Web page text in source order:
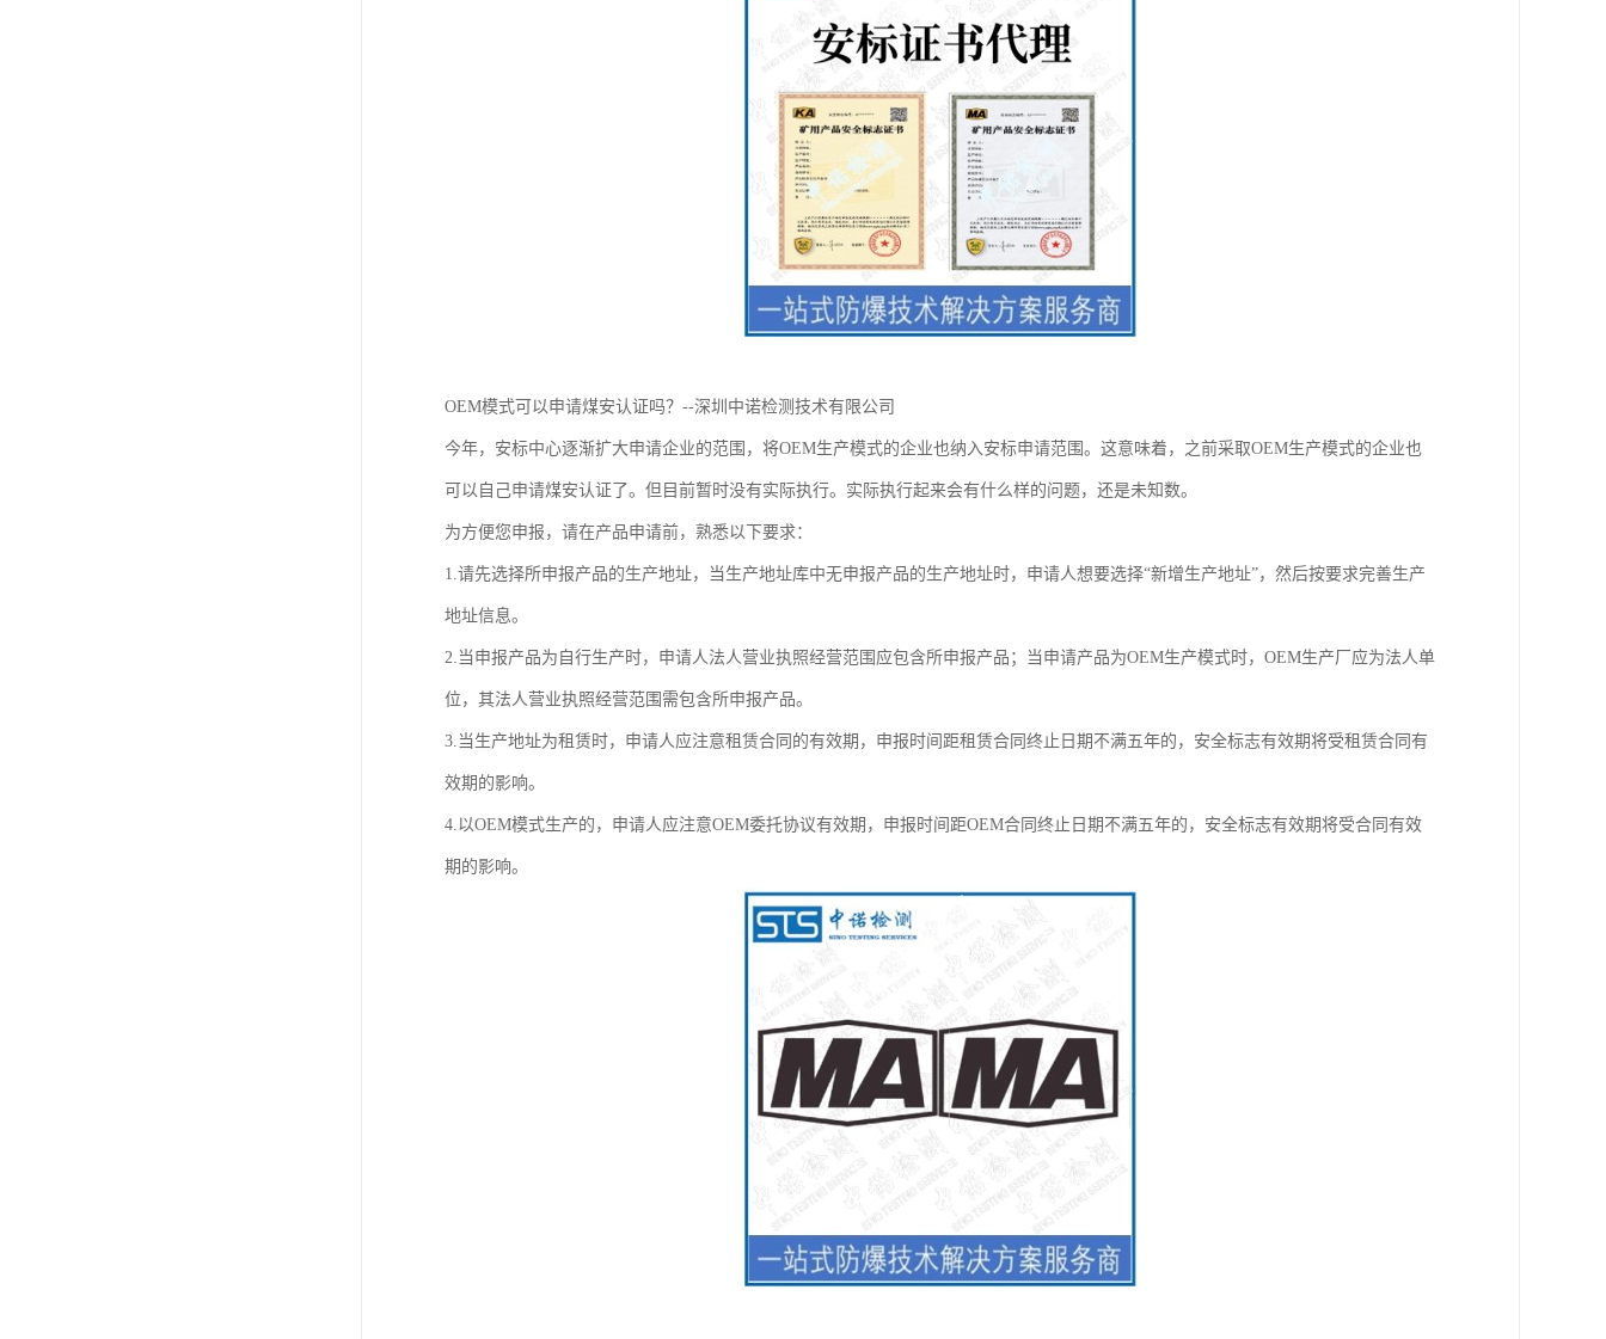
OEM模式可以申请煤安认证吗？--深圳中诺检测技术有限公司
今年，安标中心逐渐扩大申请企业的范围，将OEM生产模式的企业也纳入安标申请范围。这意味着，之前采取OEM生产模式的企业也
可以自己申请煤安认证了。但目前暂时没有实际执行。实际执行起来会有什么样的问题，还是未知数。
为方便您申报，请在产品申请前，熟悉以下要求：
1.请先选择所申报产品的生产地址，当生产地址库中无申报产品的生产地址时，申请人想要选择“新增生产地址”，然后按要求完善生产
地址信息。
2.当申报产品为自行生产时，申请人法人营业执照经营范围应包含所申报产品；当申请产品为OEM生产模式时，OEM生产厂应为法人单
位，其法人营业执照经营范围需包含所申报产品。
3.当生产地址为租赁时，申请人应注意租赁合同的有效期，申报时间距租赁合同终止日期不满五年的，安全标志有效期将受租赁合同有
效期的影响。
4.以OEM模式生产的，申请人应注意OEM委托协议有效期，申报时间距OEM合同终止日期不满五年的，安全标志有效期将受合同有效
期的影响。